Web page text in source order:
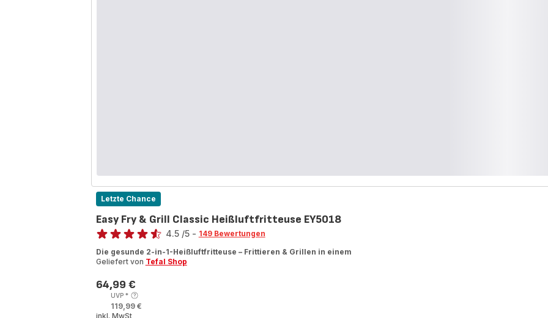
Letzte Chance
Easy Fry & Grill Classic Heißluftfritteuse EY5018
Bewertung
4.5 /5 - 149 Bewertungen
Die gesunde 2-in-1-Heißluftfritteuse – Frittieren & Grillen in einem
Geliefert von Tefal Shop
Preis
64,99 €
UVP*
119,99 €
inkl. MwSt